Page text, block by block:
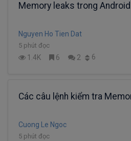
Memory leaks trong Android
Nguyen Ho Tien Dat
5 phút đọc
1.4K 6 2 6
Các câu lệnh kiểm tra
Cuong Le Ngoc
5 phút đọc